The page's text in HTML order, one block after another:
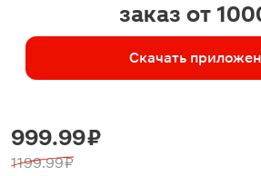
заказ от
Скачать
999.99 ₽
1199.99 ₽